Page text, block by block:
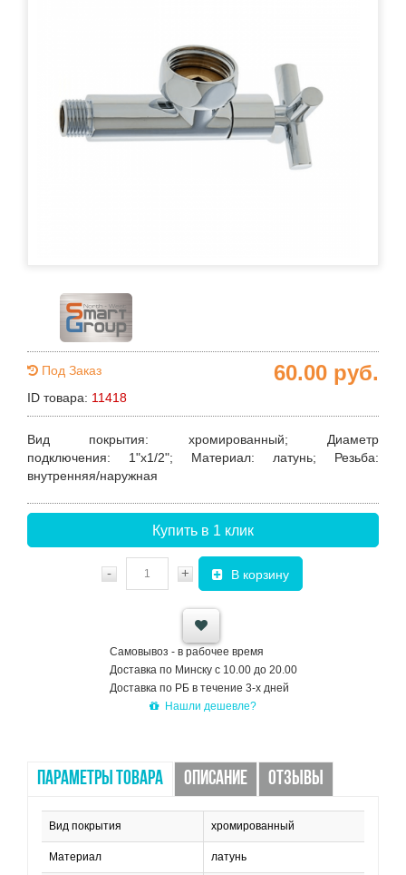
Под Заказ
ID товара: 11418
60.00 руб.
Вид покрытия: хромированный; Диаметр
подключения: 1"х1/2"; Материал: латунь; Резьба:
внутренняя/наружная
Купить в 1 клик
- + В корзину
Самовывоз - в рабочее время
Доставка по Минску с 10.00 до 20.00
Доставка по РБ в течение 3-х дней
Нашли дешевле?
ПАРАМЕТРЫ ТОВАРА ОПИСАНИЕ ОТЗЫВЫ
Вид покрытия хромированный
Материал латунь